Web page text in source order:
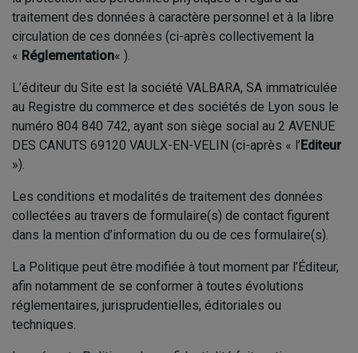
traitement des données à caractère personnel et à la libre
circulation de ces données (ci-après collectivement la
« Réglementation« ).
L’éditeur du Site est la société VALBARA, SA immatriculée
au Registre du commerce et des sociétés de Lyon sous le
numéro 804 840 742, ayant son siège social au 2 AVENUE
DES CANUTS 69120 VAULX-EN-VELIN (ci-après « l’Editeur
»).
Les conditions et modalités de traitement des données
collectées au travers de formulaire(s) de contact figurent
dans la mention d’information du ou de ces formulaire(s).
La Politique peut être modifiée à tout moment par l’Éditeur,
afin notamment de se conformer à toutes évolutions
réglementaires, jurisprudentielles, éditoriales ou
techniques.